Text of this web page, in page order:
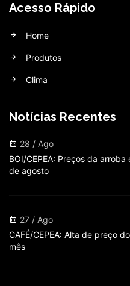
Acesso Rápido
Home
Produtos
Clima
Notícias Recentes
28 / Ago
BOI/CEPEA: Preços da
de agosto
27 / Ago
CAFÉ/CEPEA: Alta de preço
mês